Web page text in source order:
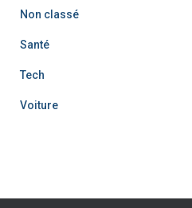
Non classé
Santé
Tech
Voiture